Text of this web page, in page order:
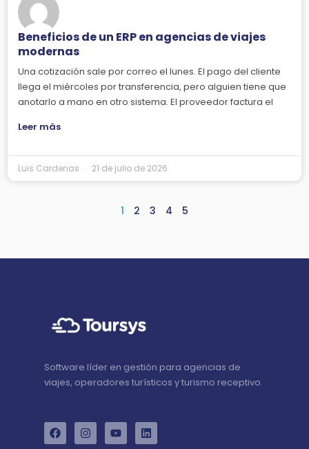
Beneficios de un ERP en agencias de viajes
modernas
Una cotización sale por correo el lunes. El pago del cliente
llega el miércoles por transferencia, pero alguien tiene que
anotarlo a mano en otro sistema. El proveedor factura el
Leer más
Luis Cardenas 21 de julio de 2026
1 2 3 4 5
Software líder en gestión para agencias de
viajes, operadores turísticos y turismo receptivo.